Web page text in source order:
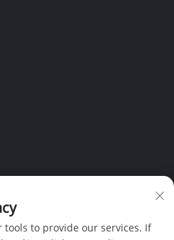
dan layanan purna jual yang
harga yang kompetitif, kami
untuk proyek desain khusus.
tools to provide our services. If